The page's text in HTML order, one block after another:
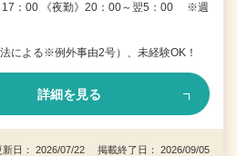
17：00 《夜勤》20：00～翌5：00 ※週
による※例外事由2号）、未経験OK！
詳細を見る
新日： 2026/07/22 掲載終了日： 2026/09/05